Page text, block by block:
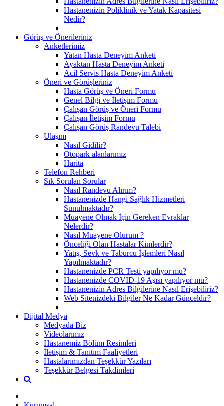
Hastanenizin Poliklinik ve Yatak Kapasitesi
Nedir?
Görüş ve Önerileriniz
Anketlerimiz
Yatan Hasta Deneyim Anketi
Ayaktan Hasta Deneyim Anketi
Acil Servis Hasta Deneyim Anketi
Öneri ve Görüşleriniz
Hasta Görüş ve Öneri Formu
Genel Bilgi ve İletişim Formu
Çalışan Görüş ve Öneri Formu
Çalışan İletişim Formu
Çalışan Görüş Randevu Talebi
Ulaşım
Nasıl Gidilir?
Otopark alanlarımız
Harita
Telefon Rehberi
Sık Sorulan Sorular
Nasıl Randevu Alırım?
Hastanenizde Hangi Sağlık Hizmetleri
Sunulmaktadır?
Muayene Olmak İçin Gereken Evraklar
Nelerdir?
Nasıl Muayene Olurum ?
Önceliği Olan Hastalar Kimlerdir?
Yatış, Sevk ve Taburcu İşlemleri Nasıl
Yapılmaktadır?
Hastanenizde PCR Testi yapılıyor mu?
Hastanenizde COVID-19 Aşısı yapılıyor mu?
Hastanenizin Adres Bilgilerine Nasıl Erişebiliriz?
Web Sitenizdeki Bilgiler Ne Kadar Günceldir?
Dijital Medya
Medyada Biz
Videolarımız
Hastanemiz Bölüm Resimleri
İletişim & Tanıtım Faaliyetleri
Hastalarımızdan Teşekkür Yazıları
Teşekkür Belgesi Takdimleri